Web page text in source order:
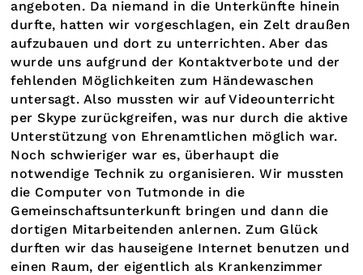
angeboten. Da niemand in die Unterkünfte hinein
durfte, hatten wir vorgeschlagen, ein Zelt draußen
aufzubauen und dort zu unterrichten. Aber das
wurde uns aufgrund der Kontaktverbote und der
fehlenden Möglichkeiten zum Händewaschen
untersagt. Also mussten wir auf Videounterricht
per Skype zurückgreifen, was nur durch die aktive
Unterstützung von Ehrenamtlichen möglich war.
Noch schwieriger war es, überhaupt die
notwendige Technik zu organisieren. Wir mussten
die Computer von Tutmonde in die
Gemeinschaftsunterkunft bringen und dann die
dortigen Mitarbeitenden anlernen. Zum Glück
durften wir das hauseigene Internet benutzen und
einen Raum, der eigentlich als Krankenzimmer